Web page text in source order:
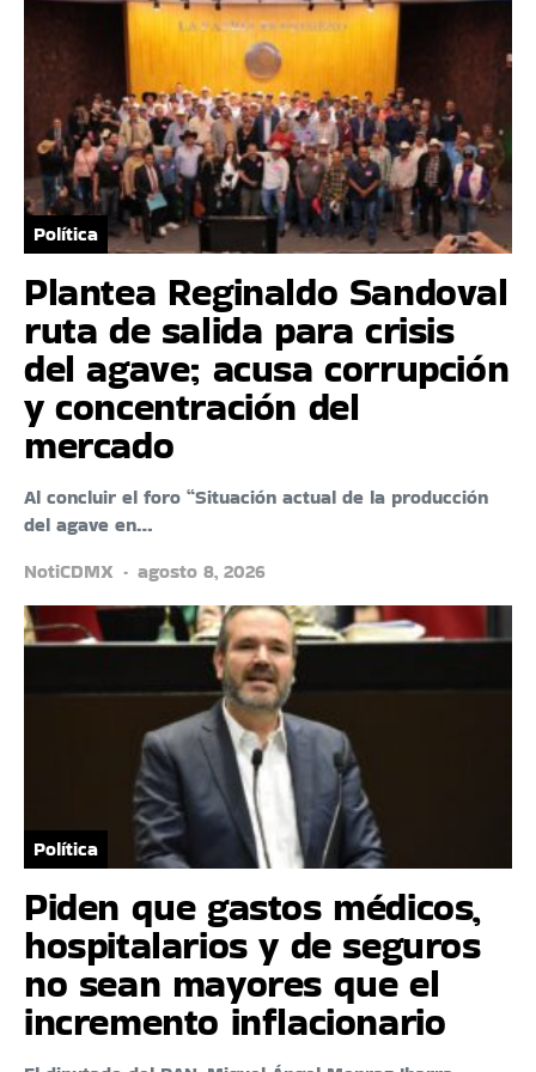
Política
Plantea Reginaldo Sandoval
ruta de salida para crisis
del agave; acusa corrupción
y concentración del
mercado
Al concluir el foro “Situación actual de la producción
del agave en…
NotiCDMX
agosto 8, 2026
Política
Piden que gastos médicos,
hospitalarios y de seguros
no sean mayores que el
incremento inflacionario